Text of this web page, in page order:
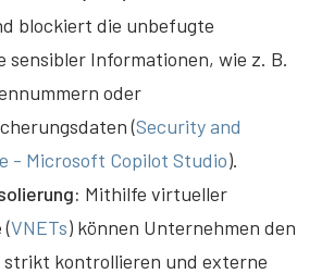
blockiert die unbefugte
sensibler Informationen, wie z. B.
oder
(Security and
- Microsoft Copilot Studio).
Mithilfe virtueller
VNETs) können Unternehmen den
strikt kontrollieren und externe